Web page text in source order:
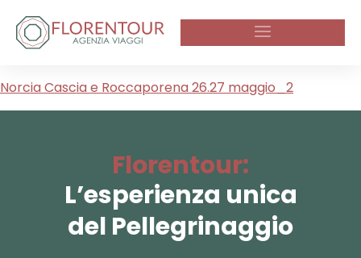
Norcia Cascia e Roccaporena 26.27 maggio_2
Florentour:
L’esperienza unica
del Pellegrinaggio